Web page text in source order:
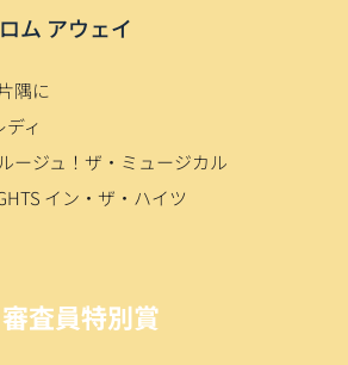
ム アウェイ
隅に
ィ
ージュ！ザ・ミュージカル
イン・ザ・ハイツ
審査員特別賞